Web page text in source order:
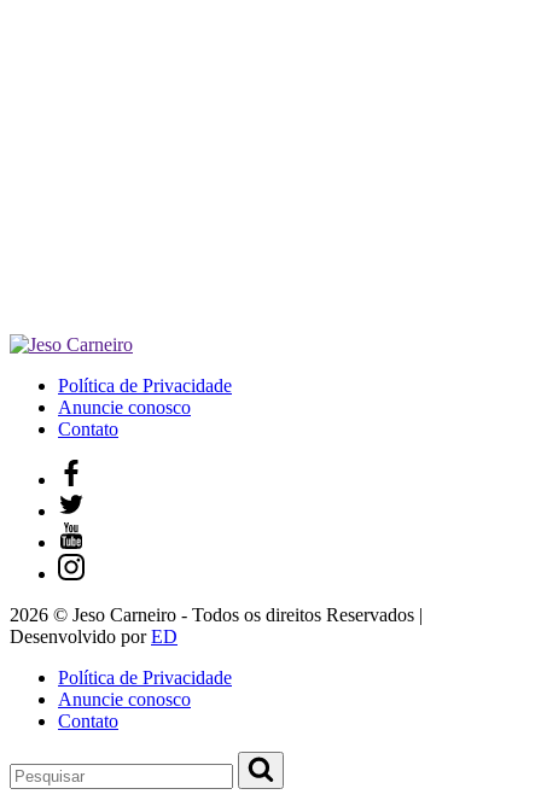
Política de Privacidade
Anuncie conosco
Contato
2026 © Jeso Carneiro - Todos os direitos Reservados |
Desenvolvido porED
Política de Privacidade
Anuncie conosco
Contato